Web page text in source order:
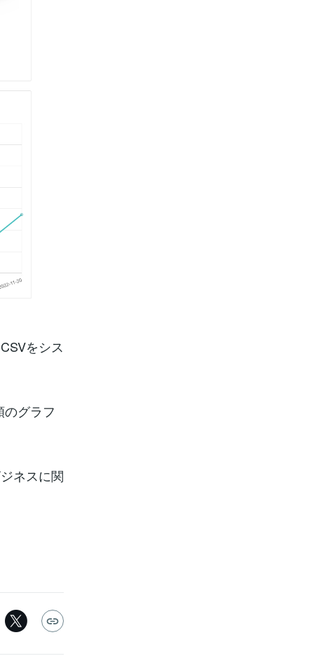
をシス
グラフ
ネスに関